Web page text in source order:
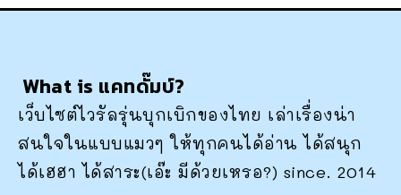
What is แคทดั๊มบ์?
เว็บไซต์ไวรัลรุ่นบุกเบิกของไทย เล่าเรื่องน่า
สนใจในแบบแมวๆ ให้ทุกคนได้อ่าน ได้สนุก
ได้เฮฮา ได้สาระ(เอ๊ะ มีด้วยเหรอ?) since. 2014